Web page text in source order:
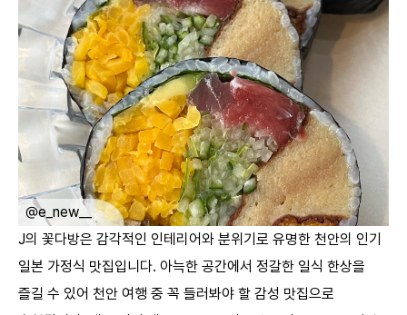
@e_new__
ㅤ
J의 꽃다방은 감각적인 인테리어와 분위기로 유명한 천안의 인기
일본 가정식 맛집입니다. 아늑한 공간에서 정갈한 일식 한상을
즐길 수 있어 천안 여행 중 꼭 들러봐야 할 감성 맛집으로